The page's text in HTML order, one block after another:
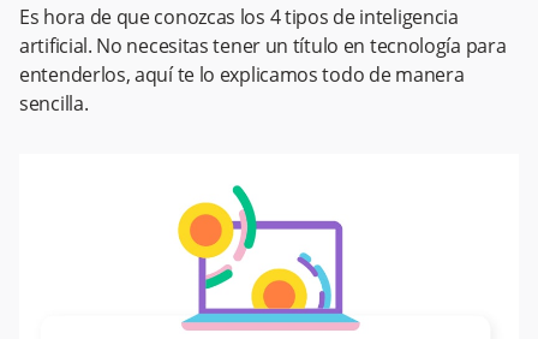
Es hora de que conozcas los 4 tipos de inteligencia
artificial. No necesitas tener un título en tecnología para
entenderlos, aquí te lo explicamos todo de manera
sencilla.